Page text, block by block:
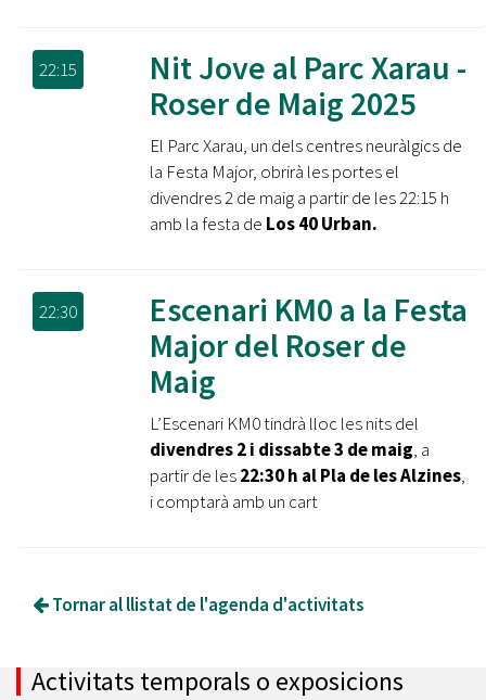
22:15
Nit Jove al Parc Xarau -
Roser de Maig 2025
El Parc Xarau, un dels centres neuràlgics de
la Festa Major, obrirà les portes el
divendres 2 de maig a partir de les 22:15 h
amb la festa de Los 40 Urban.
22:30
Escenari KM0 a la Festa
Major del Roser de
Maig
L’Escenari KM0 tindrà lloc les nits del
divendres 2 i dissabte 3 de maig, a
partir de les22:30 h al Pla de les Alzines,
i comptarà amb un cart
Tornar al llistat de l'agenda d'activitats
Activitats temporals o exposicions